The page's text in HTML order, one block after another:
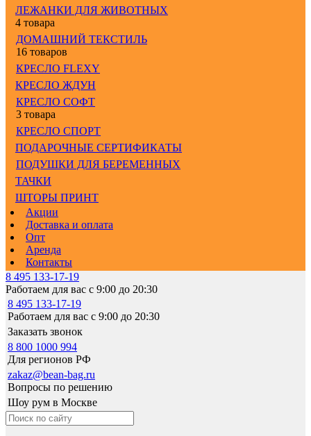
ЛЕЖАНКИ ДЛЯ ЖИВОТНЫХ
4 товара
ДОМАШНИЙ ТЕКСТИЛЬ
16 товаров
КРЕСЛО FLEXY
КРЕСЛО ЖДУН
КРЕСЛО СОФТ
3 товара
КРЕСЛО СПОРТ
ПОДАРОЧНЫЕ СЕРТИФИКАТЫ
ПОДУШКИ ДЛЯ БЕРЕМЕННЫХ
ТАЧКИ
ШТОРЫ ПРИНТ
Акции
Доставка и оплата
Опт
Аренда
Контакты
8 495 133-17-19
Работаем для вас с 9:00 до 20:30
8 495 133-17-19
Работаем для вас с 9:00 до 20:30
Заказать звонок
8 800 1000 994
Для регионов РФ
zakaz@bean-bag.ru
Вопросы по решению
Шоу рум в Москве